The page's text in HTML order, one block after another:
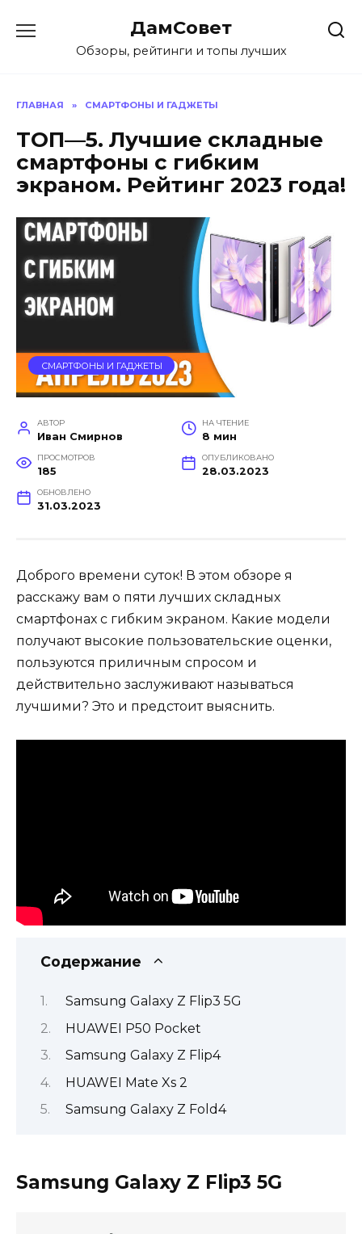
содержанию
ДамСовет
Обзоры, рейтинги и топы лучших
ГЛАВНАЯ » СМАРТФОНЫ И ГАДЖЕТЫ
ТОП—5. Лучшие складные
смартфоны с гибким
экраном. Рейтинг 2023 года!
СМАРТФОНЫ И ГАДЖЕТЫ
АВТОР
Иван Смирнов
НА ЧТЕНИЕ
8 мин
ПРОСМОТРОВ
185
ОПУБЛИКОВАНО
28.03.2023
ОБНОВЛЕНО
31.03.2023
Доброго времени суток! В этом обзоре я
расскажу вам о пяти лучших складных
смартфонах с гибким экраном. Какие модели
получают высокие пользовательские оценки,
пользуются приличным спросом и
действительно заслуживают называться
лучшими? Это и предстоит выяснить.
Содержание
Samsung Galaxy Z Flip3 5G
HUAWEI P50 Pocket
Samsung Galaxy Z Flip4
HUAWEI Mate Xs 2
Samsung Galaxy Z Fold4
Samsung Galaxy Z Flip3 5G